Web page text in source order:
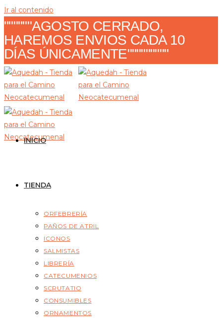
Ir al contenido
""""""AGOSTO CERRADO,
HAREMOS ENVIOS CADA 10
DÍAS ÚNICAMENTE"""""""""
INICIO
TIENDA
ORFEBRERÍA
PAÑOS DE ATRIL
ICONOS
SALMISTAS
LIBRERÍA
CATECUMENIOS
SCRUTATIO
CONSUMIBLES
ORNAMENTOS